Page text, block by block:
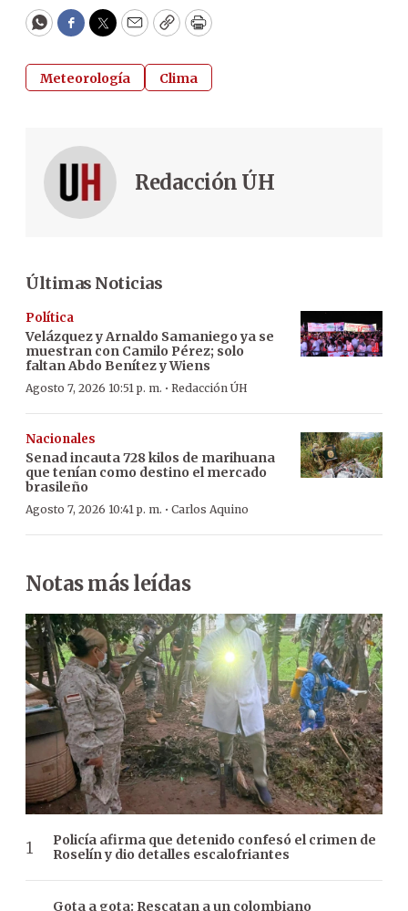
WhatsApp
Facebook
Twitter
EmailCopyPrint
Meteorología Clima
Redacción ÚH
Últimas Noticias
Política
Velázquez y Arnaldo Samaniego ya se
muestran con Camilo Pérez; solo
faltan Abdo Benítez y Wiens
Agosto 7, 2026 10:51 p. m. · Redacción ÚH
Nacionales
Senad incauta 728 kilos de marihuana
que tenían como destino el mercado
brasileño
Agosto 7, 2026 10:41 p. m. · Carlos Aquino
Notas más leídas
Policía afirma que detenido confesó el crimen de
Roselín y dio detalles escalofriantes
Gota a gota: Rescatan a un colombiano